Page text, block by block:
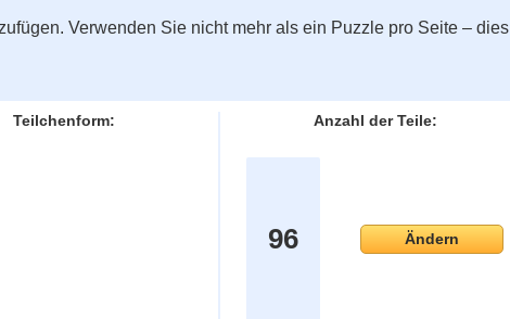
Verwenden Sie nicht mehr als ein Puzzle pro Seite – dies
Teilchenform: Anzahl der Teile:
96 Ändern